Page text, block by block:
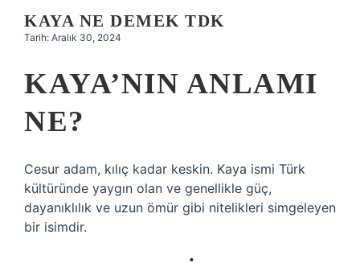
KAYA NE DEMEK TDK
Tarih: Aralık 30, 2024
KAYA’NIN ANLAMI
NE?
Cesur adam, kılıç kadar keskin. Kaya ismi Türk
kültüründe yaygın olan ve genellikle güç,
dayanıklılık ve uzun ömür gibi nitelikleri simgeleyen
bir isimdir.